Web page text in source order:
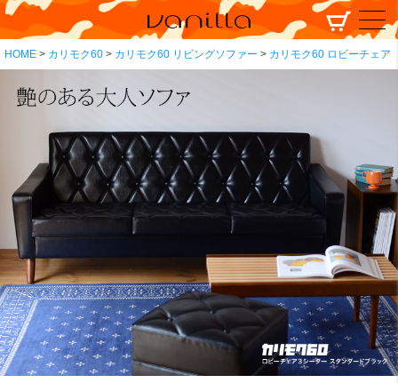
HOME カリモク60 カリモク60 リビングソファー カリモク60 ロビーチェア